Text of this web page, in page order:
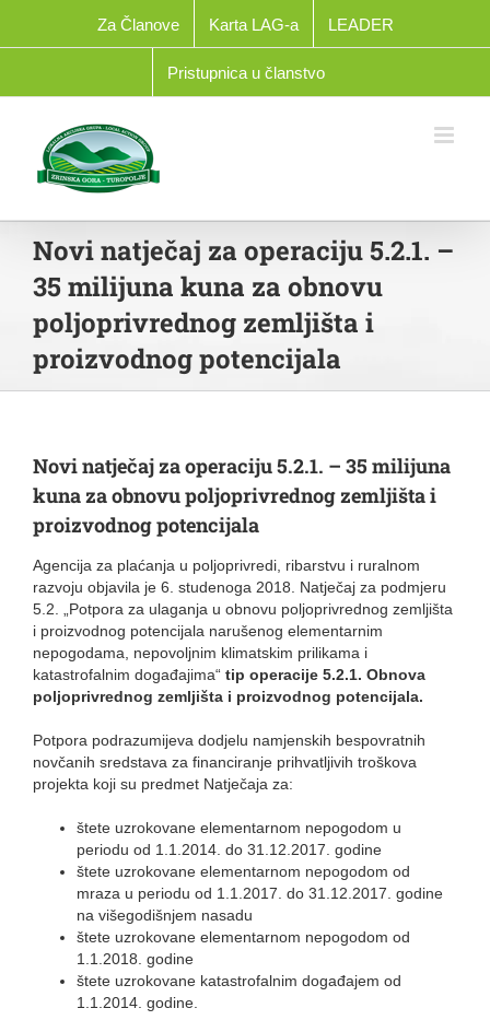
content
Za Članove Karta LAG-a LEADER
Pristupnica u članstvo
Novi natječaj za operaciju 5.2.1. –
35 milijuna kuna za obnovu
poljoprivrednog zemljišta i
proizvodnog potencijala
Novi natječaj za operaciju 5.2.1. – 35 milijuna
kuna za obnovu poljoprivrednog zemljišta i
proizvodnog potencijala
Agencija za plaćanja u poljoprivredi, ribarstvu i ruralnom
razvoju objavila je 6. studenoga 2018. Natječaj za podmjeru
5.2. „Potpora za ulaganja u obnovu poljoprivrednog zemljišta
i proizvodnog potencijala narušenog elementarnim
nepogodama, nepovoljnim klimatskim prilikama i
katastrofalnim događajima“ tip operacije 5.2.1. Obnova
poljoprivrednog zemljišta i proizvodnog potencijala.
Potpora podrazumijeva dodjelu namjenskih bespovratnih
novčanih sredstava za financiranje prihvatljivih troškova
projekta koji su predmet Natječaja za:
štete uzrokovane elementarnom nepogodom u
periodu od 1.1.2014. do 31.12.2017. godine
štete uzrokovane elementarnom nepogodom od
mraza u periodu od 1.1.2017. do 31.12.2017. godine
na višegodišnjem nasadu
štete uzrokovane elementarnom nepogodom od
1.1.2018. godine
štete uzrokovane katastrofalnim događajem od
1.1.2014. godine.